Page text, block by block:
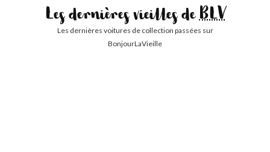
Les dernières vieilles deBLV
Les dernières voitures de collection passées sur
BonjourLaVieille